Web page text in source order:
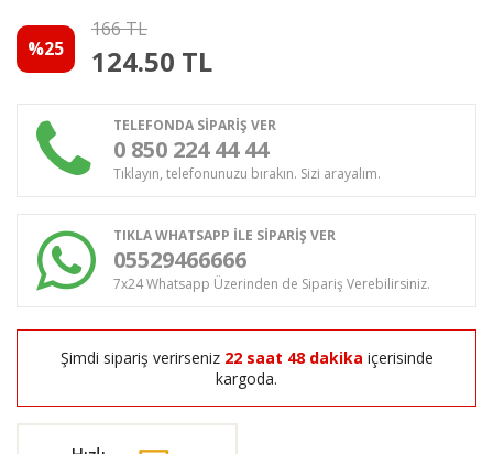
%25
166 TL
124.50 TL
TELEFONDA SİPARİŞ VER
0 850 224 44 44
Tıklayın, telefonunuzu bırakın. Sizi arayalım.
TIKLA WHATSAPP İLE SİPARİŞ VER
05529466666
7x24 Whatsapp Üzerinden de Sipariş Verebilirsiniz.
Şimdi sipariş verirseniz 22 saat 48 dakika içerisinde
kargoda.